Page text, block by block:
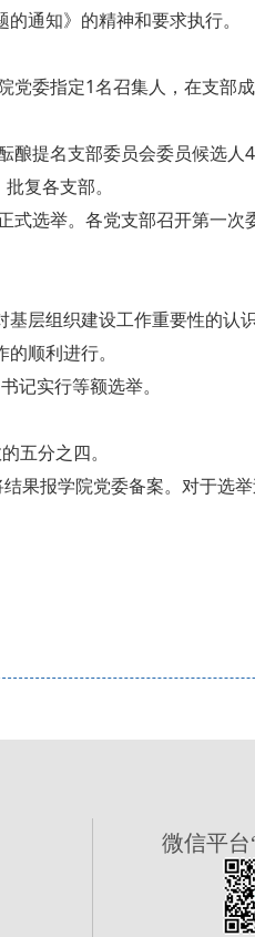
通知》的精神和要求执行。
党委指定1名召集人，在支部
提名支部委员会委员候选人4
复各支部。
式选举。各党支部召开第一次
层组织建设工作重要性的认识
顺利进行。
记实行等额选举。
五分之四。
果报学院党委备案。对于选
微信平台